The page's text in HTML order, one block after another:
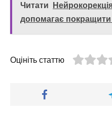
Читати
допомагає покращити
Оцініть статтю